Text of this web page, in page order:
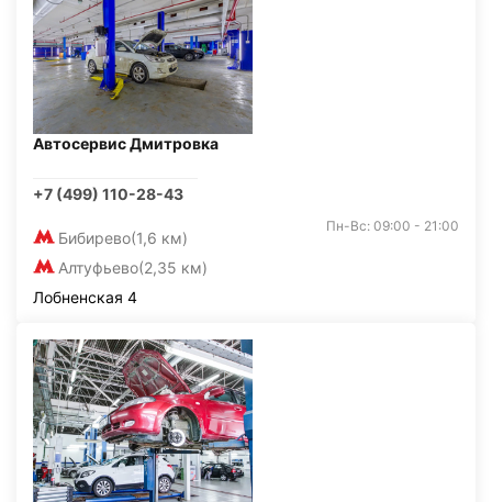
Автосервис Дмитровка
+7 (499) 110-28-43
Бибирево(1,6 км)
Алтуфьево(2,35 км)
Пн-Вс: 09:00 - 21:00
Лобненская 4